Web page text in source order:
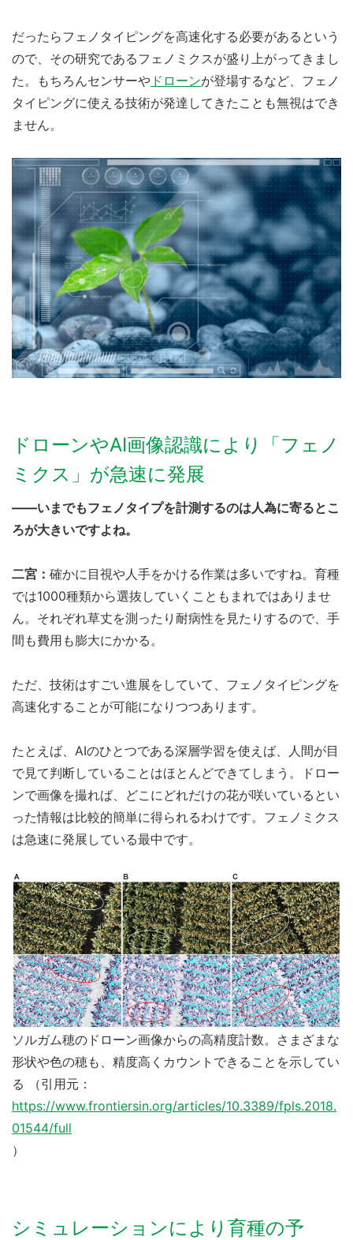
だったらフェノタイピングを高速化する必要があるという
ので、その研究であるフェノミクスが盛り上がってきまし
た。もちろんセンサーや ドローンが登場するなど、フェノ
タイピングに使える技術が発達してきたことも無視はでき
ません。
ドローンやAI画像認識により「フェノ
ミクス」が急速に発展
――いまでもフェノタイプを計測するのは人為に寄るとこ
ろが大きいですよね。
二宮： 確かに目視や人手をかける作業は多いですね。育種
では1000種類から選抜していくこともまれではありませ
ん。それぞれ草丈を測ったり耐病性を見たりするので、手
間も費用も膨大にかかる。
ただ、技術はすごい進展をしていて、フェノタイピングを
高速化することが可能になりつつあります。
たとえば、AIのひとつである深層学習を使えば、人間が目
で見て判断していることはほとんどできてしまう。ドロー
ンで画像を撮れば、どこにどれだけの花が咲いているとい
った情報は比較的簡単に得られるわけです。フェノミクス
は急速に発展している最中です。
ソルガム穂のドローン画像からの高精度計数。さまざまな
形状や色の穂も、精度高くカウントできることを示してい
る （引用元：
https://www.frontiersin.org/articles/10.3389/fpls.2018.
01544/full
）
シミュレーションにより育種の予